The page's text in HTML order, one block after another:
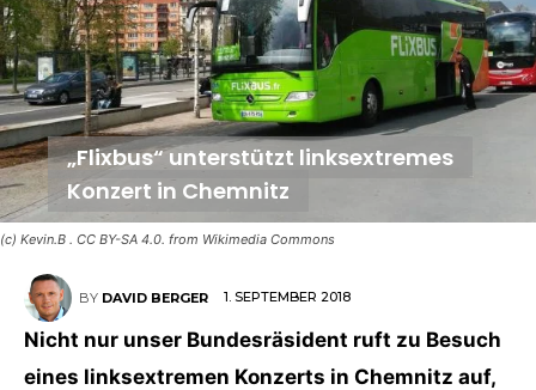
(c) Kevin.B . CC BY-SA 4.0. from Wikimedia Commons
„Flixbus“ unterstützt linksextremes
Konzert in Chemnitz
BY DAVID BERGER 1. SEPTEMBER 2018
Nicht nur unser Bundesräsident ruft zu Besuch
eines linksextremen Konzerts in Chemnitz auf,